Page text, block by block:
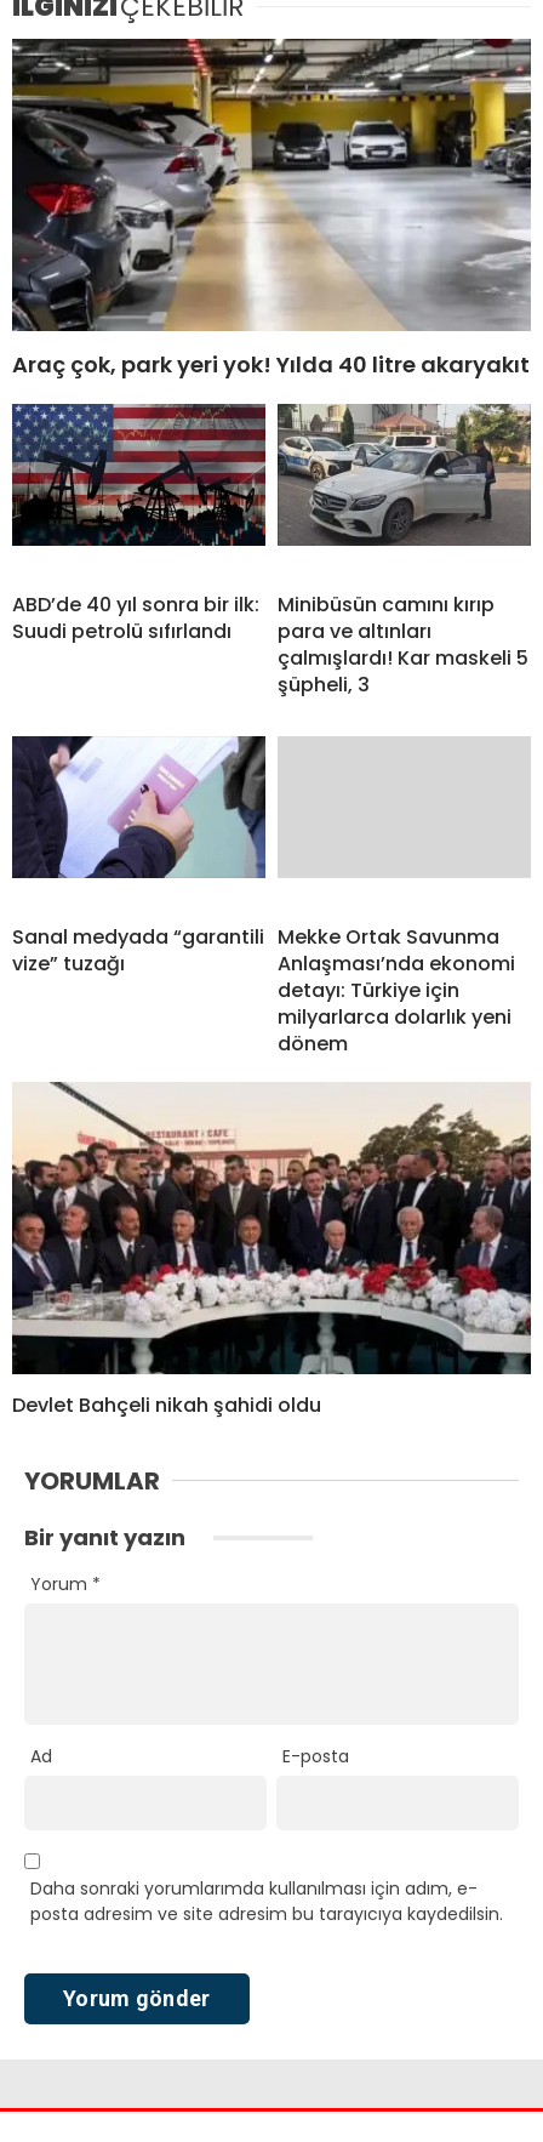
Araç çok, park yeri yok! Yılda 40 litre akaryakıt
ABD’de 40 yıl sonra bir ilk:
Suudi petrolü sıfırlandı
Minibüsün camını kırıp
para ve altınları
çalmışlardı! Kar maskeli 5
şüpheli, 3
Sanal medyada “garantili
vize” tuzağı
Mekke Ortak Savunma
Anlaşması’nda ekonomi
detayı: Türkiye için
milyarlarca dolarlık yeni
dönem
Devlet Bahçeli nikah şahidi oldu
YORUMLAR
Bir yanıt yazın
Yorum *
Ad E-posta
Daha sonraki yorumlarımda kullanılması için adım, e-
posta adresim ve site adresim bu tarayıcıya kaydedilsin.